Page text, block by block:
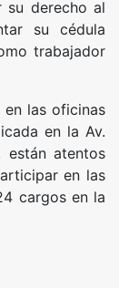
su derecho al
su cédula
trabajador
en las oficinas
en la Av.
están atentos
en las
cargos en la